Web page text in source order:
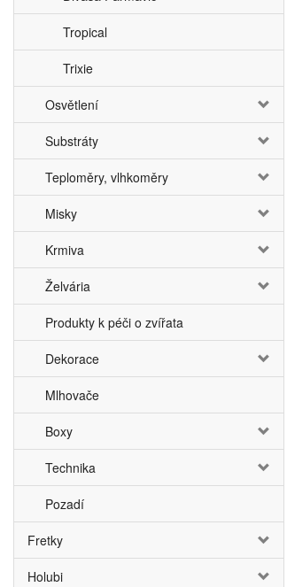
Tropical
Trixie
Osvětlení
Substráty
Teploměry, vlhkoměry
Misky
Krmiva
Želvária
Produkty k péči o zvířata
Dekorace
Mlhovače
Boxy
Technika
Pozadí
Fretky
Holubi